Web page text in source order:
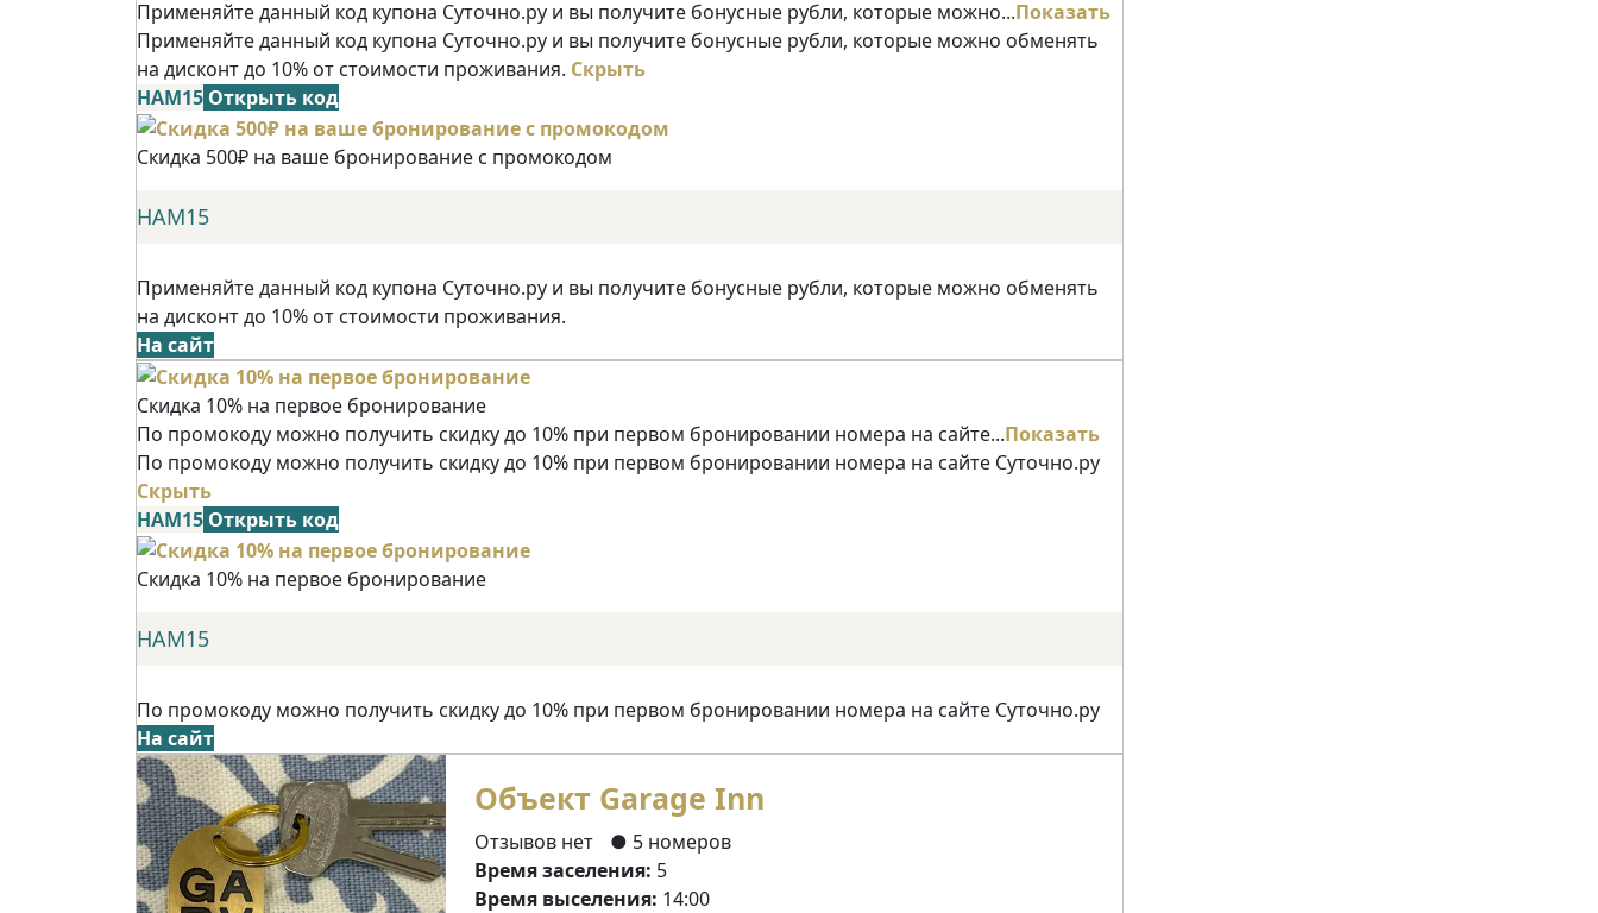
Применяйте данный код купона Суточно.ру и вы получите бонусные рубли, которые можно...Показать
Применяйте данный код купона Суточно.ру и вы получите бонусные рубли, которые можно обменять
на дисконт до 10% от стоимости проживания. Скрыть
НАМ15 Открыть код
Скидка 500₽ на ваше бронирование с промокодом
НАМ15
Применяйте данный код купона Суточно.ру и вы получите бонусные рубли, которые можно обменять
на дисконт до 10% от стоимости проживания.
На сайт
Скидка 10% на первое бронирование
По промокоду можно получить скидку до 10% при первом бронировании номера на сайте...Показать
По промокоду можно получить скидку до 10% при первом бронировании номера на сайте Суточно.ру
Скрыть
НАМ15 Открыть код
Скидка 10% на первое бронирование
НАМ15
По промокоду можно получить скидку до 10% при первом бронировании номера на сайте Суточно.ру
На сайт
Объект Garage Inn
Отзывов нет
● 5 номеров
Время заселения: 5
Время выселения: 14:00